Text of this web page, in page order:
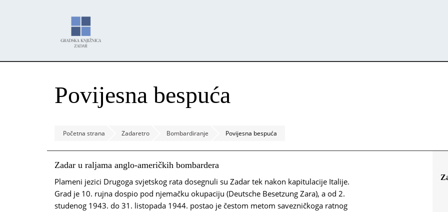
Povijesna bespuća
Početna strana Zadaretro Bombardiranje Povijesna bespuća
Zadar u raljama anglo-američkih bombardera
Plameni jezici Drugoga svjetskog rata dosegnuli su Zadar tek nakon kapitulacije Italije.
Grad je 10. rujna dospio pod njemačku okupaciju (Deutsche Besetzung Zara), a od 2.
studenog 1943. do 31. listopada 1944. postao je čestom metom savezničkoga ratnog